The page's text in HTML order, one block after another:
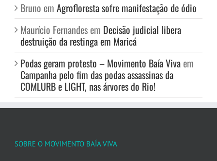
Bruno em Agrofloresta sofre manifestação de ódio
Maurício Fernandes em Decisão judicial libera
destruição da restinga em Maricá
Podas geram protesto – Movimento Baía Viva em
Campanha pelo fim das podas assassinas da
COMLURB e LIGHT, nas árvores do Rio!
SOBRE O MOVIMENTO BAÍA VIVA